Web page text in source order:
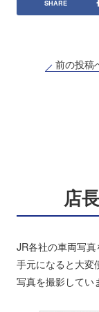
SHARE
前の投稿
店
JR各社の車両写
手元になると大変
写真を撮影してい